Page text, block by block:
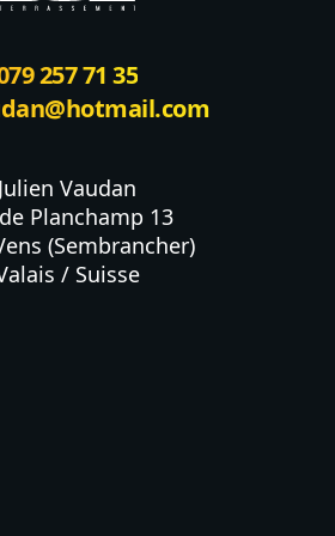
257 71 35
Julien Vaudan
Planchamp 13
(Sembrancher)
/ Suisse